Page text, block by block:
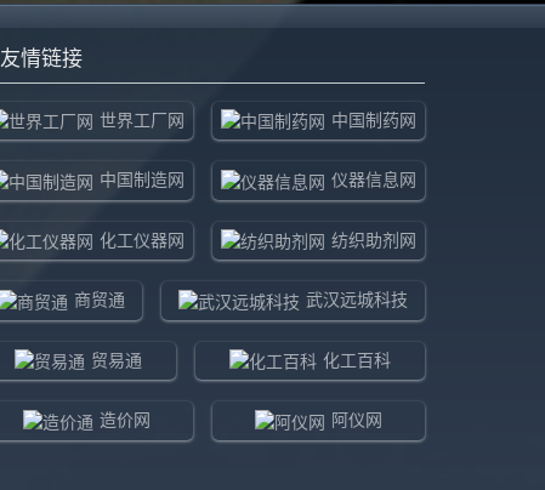
友情链接
世界工厂网 中国制药网
中国制造网 仪器信息网
化工仪器网 纺织助剂网
商贸通 武汉远城科技
贸易通 化工百科
造价网 阿仪网